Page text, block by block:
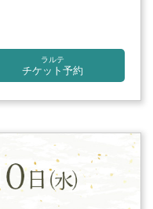
ラルテ
チケット予約